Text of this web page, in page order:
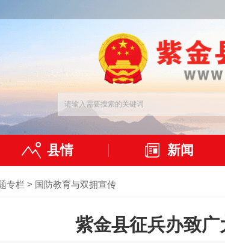
县情 新闻
专栏 > 国防教育与双拥宣传
紫金县征兵办致